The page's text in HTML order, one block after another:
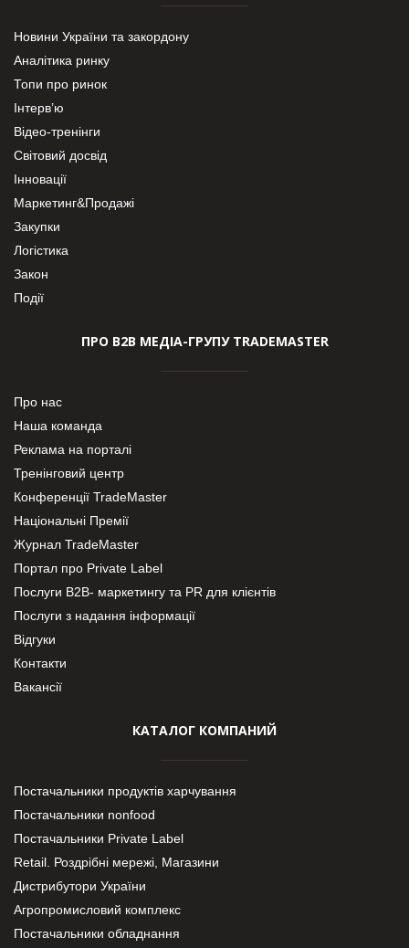
Новини України та закордону
Аналітика ринку
Топи про ринок
Інтерв’ю
Відео-тренінги
Світовий досвід
Інновації
Маркетинг&Продажі
Закупки
Логістика
Закон
Події
ПРО В2В МЕДІА-ГРУПУ TRADEMASTER
Про нас
Наша команда
Реклама на порталі
Тренінговий центр
Конференції TradeMaster
Національні Премії
Журнал TradeMaster
Портал про Private Label
Послуги В2В- маркетингу та PR для клієнтів
Послуги з надання інформації
Відгуки
Контакти
Вакансії
КАТАЛОГ КОМПАНИЙ
Постачальники продуктів харчування
Постачальники nonfood
Постачальники Private Label
Retail. Роздрібні мережі, Магазини
Дистрибутори України
Агропромисловий комплекс
Постачальники обладнання